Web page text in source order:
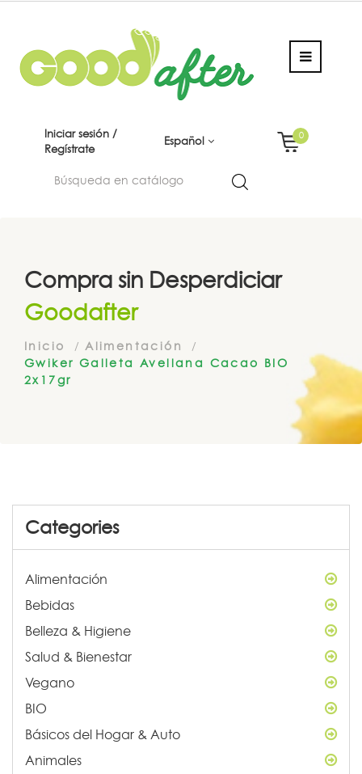
Iniciar sesión /
Regístrate
Español
0
Compra sin Desperdiciar
Goodafter
Inicio
Alimentación
Gwiker Galleta Avellana Cacao BIO
2x17gr
Categories
Alimentación
Bebidas
Belleza & Higiene
Salud & Bienestar
Vegano
BIO
Básicos del Hogar & Auto
Animales